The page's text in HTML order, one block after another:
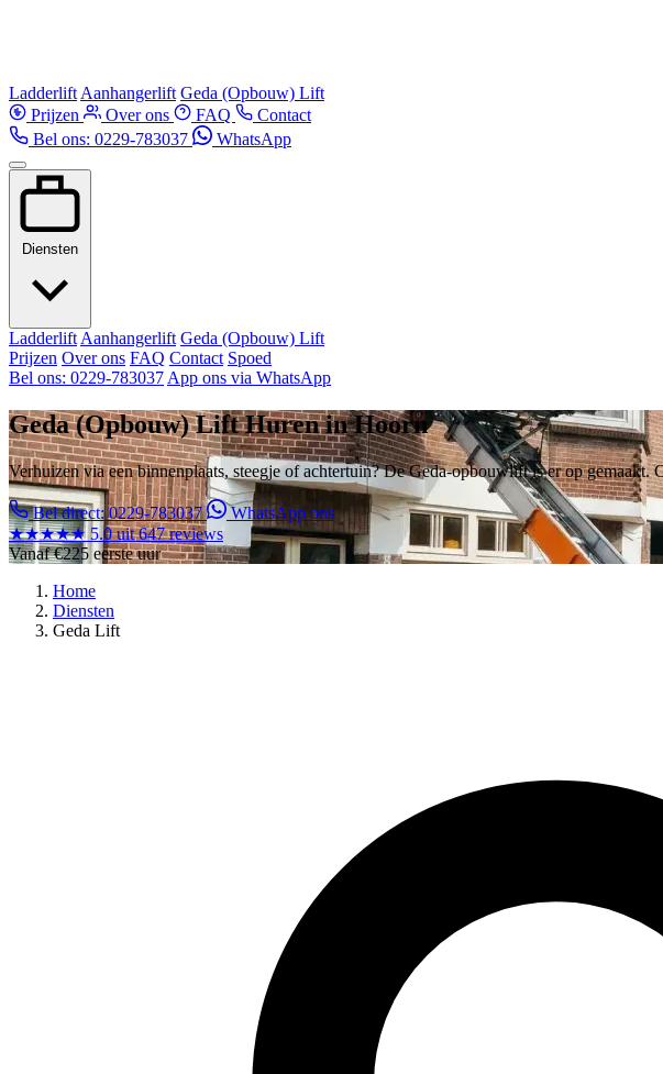
Ladderlift Aanhangerlift Geda (Opbouw) Lift
Prijzen
Over ons FAQ
Contact
Bel ons: 0229-783037
WhatsApp
Diensten
Ladderlift Aanhangerlift Geda (Opbouw) Lift
Prijzen Over ons FAQ Contact Spoed
Bel ons: 0229-783037 App ons via WhatsApp
Geda (Opbouw) Lift Huren in Hoorn
Verhuizen via een binnenplaats, steegje of achtertuin? De Geda-opbouwlift is er op
Bel direct: 0229-783037
WhatsApp ons
★★★★★ 5.0 uit 647 reviews
Vanaf €225 eerste uur
Home
Diensten
Geda Lift